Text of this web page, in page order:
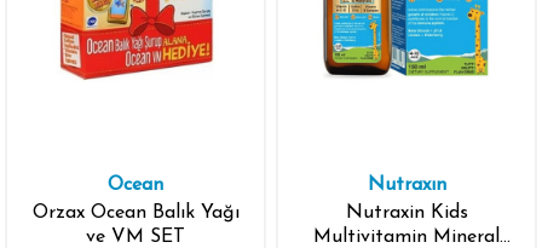
Ocean
Orzax Ocean Balık Yağı
ve VM SET
Nutraxın
Nutraxin Kids
Multivitamin Mineral